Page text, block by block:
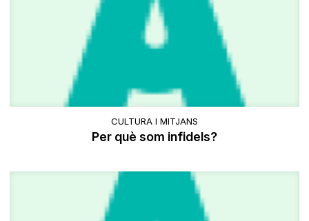
CULTURA I MITJANS
Per què som infidels?